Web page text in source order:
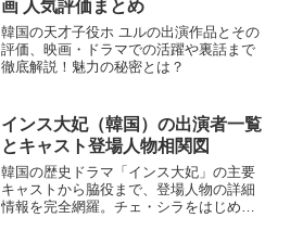
画 人気評価まとめ
韓国の天才子役ホ ユルの出演作品とその
評価、映画・ドラマでの活躍や裏話まで
徹底解説！魅力の秘密とは？
インス大妃（韓国）の出演者一覧
とキャスト登場人物相関図
韓国の歴史ドラマ「インス大妃」の主要
キャストから脇役まで、登場人物の詳細
情報を完全網羅。チェ・シラをはじめと